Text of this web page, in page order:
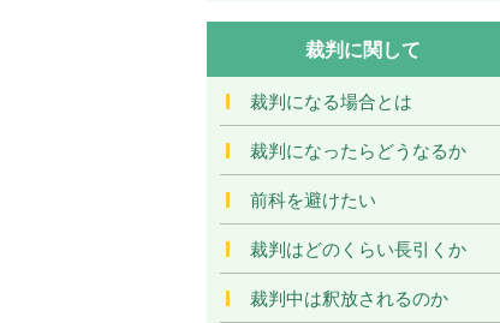
裁判に関して
裁判になる場合とは
裁判になったらどうなるか
前科を避けたい
裁判はどのくらい長引くか
裁判中は釈放されるのか